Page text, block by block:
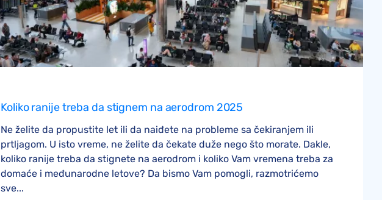
Koliko ranije treba da stignem na aerodrom 2025
Ne želite da propustite let ili da naiđete na probleme sa čekiranjem ili
prtljagom. U isto vreme, ne želite da čekate duže nego što morate. Dakle,
koliko ranije treba da stignete na aerodrom i koliko Vam vremena treba za
domaće i međunarodne letove? Da bismo Vam pomogli, razmotrićemo
sve...